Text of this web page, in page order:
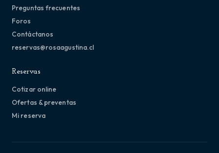
Preguntas frecuentes
Foros
Contáctanos
reservas@rosaagustina.cl
Reservas
Cotizar online
Ofertas & preventas
Mi reserva